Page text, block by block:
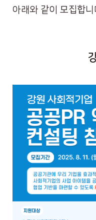
아래와 같이 모집합니